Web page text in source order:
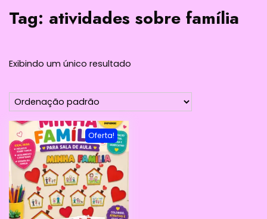
Tag: atividades sobre família
Exibindo um único resultado
Oferta!